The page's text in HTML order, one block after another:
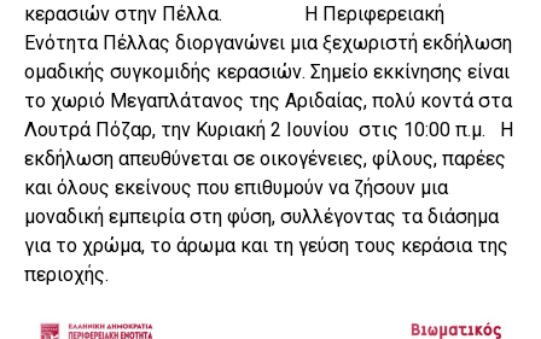
κερασιών στην Πέλλα. Η Περιφερειακή
Ενότητα Πέλλας διοργανώνει μια ξεχωριστή εκδήλωση
ομαδικής συγκομιδής κερασιών. Σημείο εκκίνησης είναι
το χωριό Μεγαπλάτανος της Αριδαίας, πολύ κοντά στα
Λουτρά Πόζαρ, την Κυριακή 2 Ιουνίου στις 10:00 π.μ. Η
εκδήλωση απευθύνεται σε οικογένειες, φίλους, παρέες
και όλους εκείνους που επιθυμούν να ζήσουν μια
μοναδική εμπειρία στη φύση, συλλέγοντας τα διάσημα
για το χρώμα, το άρωμα και τη γεύση τους κεράσια της
περιοχής.